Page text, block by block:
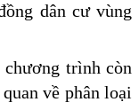
dân cư vùng
chương trình còn
về phân loại